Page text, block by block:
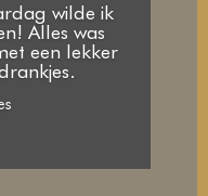
wilde ik
Alles was
een lekker